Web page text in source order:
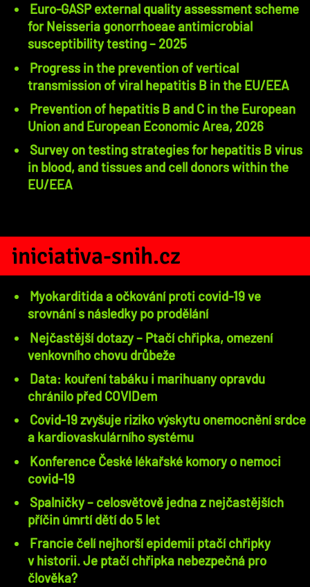
Euro-GASP external quality assessment scheme
for Neisseria gonorrhoeae antimicrobial
susceptibility testing – 2025
Progress in the prevention of vertical
transmission of viral hepatitis B in the EU/EEA
Prevention of hepatitis B and C in the European
Union and European Economic Area, 2026
Survey on testing strategies for hepatitis B virus
in blood, and tissues and cell donors within the
EU/EEA
iniciativa-snih.cz
Myokarditida a očkování proti covid-19 ve
srovnání s následky po prodělání
Nejčastější dotazy – Ptačí chřipka, omezení
venkovního chovu drůbeže
Data: kouření tabáku i marihuany opravdu
chránilo před COVIDem
Covid-19 zvyšuje riziko výskytu onemocnění srdce
a kardiovaskulárního systému
Konference České lékařské komory o nemoci
covid-19
Spalničky – celosvětově jedna z nejčastějších
příčin úmrtí dětí do 5 let
Francie čelí nejhorší epidemii ptačí chřipky
v historii. Je ptačí chřipka nebezpečná pro
člověka?